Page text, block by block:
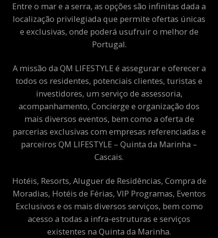
Entre o mar e a serra, as opções são infinitas dada a
localização privilegiada que permite ofertas únicas
e exclusivas, onde poderá usufruir o melhor de
Portugal.
A missão da QM LIFESTYLE é assegurar e oferecer a
todos os residentes, potenciais clientes, turistas e
investidores, um serviço de assessoria,
acompanhamento, Concierge e organização dos
mais diversos eventos, bem como a oferta de
parcerias exclusivas com empresas referenciadas e
parceiros QM LIFESTYLE – Quinta da Marinha –
Cascais.
Hotéis, Resorts, Aluguer de Residências, Compra de
Moradias, Hotéis de Férias, VIP Programas, Eventos
Exclusivos e os mais diversos serviços, bem como
acesso a todas a infra-estruturas e serviços
existentes na Quinta da Marinha.